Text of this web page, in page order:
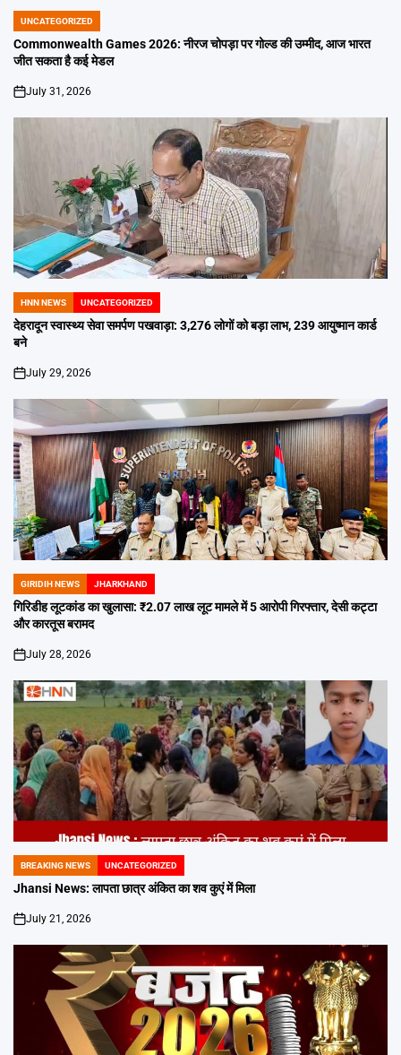
POSTED
IN
UNCATEGORIZED
Commonwealth Games 2026: नीरज चोपड़ा पर गोल्ड की उम्मीद, आज भारत
जीत सकता है कई मेडल
on
July 31, 2026
POSTED
IN
HNN NEWS UNCATEGORIZED
देहरादून स्वास्थ्य सेवा समर्पण पखवाड़ा: 3,276 लोगों को बड़ा लाभ, 239 आयुष्मान कार्ड
बने
on
July 29, 2026
POSTED
IN
GIRIDIH NEWS JHARKHAND
गिरिडीह लूटकांड का खुलासा: ₹2.07 लाख लूट मामले में 5 आरोपी गिरफ्तार, देसी कट्टा
और कारतूस बरामद
on
July 28, 2026
POSTED
IN
BREAKING NEWS UNCATEGORIZED
Jhansi News: लापता छात्र अंकित का शव कुएं में मिला
on
July 21, 2026